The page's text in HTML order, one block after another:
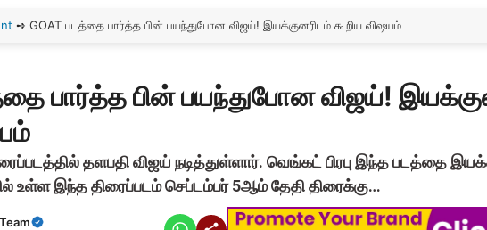
➺ GOAT படத்தை பார்த்த பின் பயந்துபோன விஜய்! இயக்குனரிடம் கூறிய விஷயம்
பார்த்த பின் பயந்துபோன விஜய்!
தளபதி விஜய் நடித்துள்ளார். வெங்கட் பிரபு இந்த படத்தை
உள்ள இந்த திரைப்படம் செப்டம்பர் 5ஆம் தேதி திரைக்கு…